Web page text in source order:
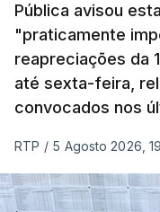
Pública avisou
"praticamente
reapreciações da
até sexta-feira,
convocados nos
RTP / 5 Agosto 2026,